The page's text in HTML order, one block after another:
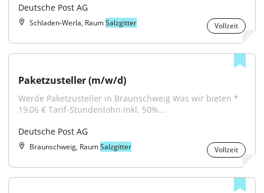
Deutsche Post AG
Schladen-Werla, RaumSalzgitter Vollzeit
Paketzusteller (m/w/d)
Werde Paketzusteller in Braunschweig Was wir bieten *
19,06 € Tarif-Stundenlohn inkl. 50%...
Deutsche Post AG
Braunschweig, RaumSalzgitter Vollzeit